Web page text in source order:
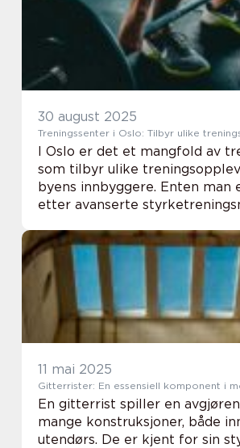
30 august 2025
Treningssenter i Oslo: Tilbyr ulike
I Oslo er det et mangfold av
som tilbyr ulike
byens innbyggere. Enten man
etter avanserte
personlige trenere som kan
11 mai 2025
Gitterrister: En essensiell komponent i
En gitterrist spiller en
mange konstruksjoner, både
utendørs. De er kjent for sin